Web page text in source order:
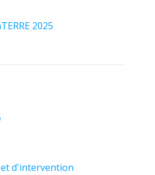
2025
et d'intervention